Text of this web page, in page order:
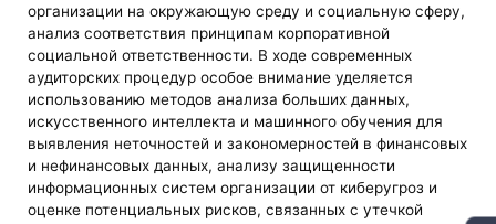
организации на окружающую среду и социальную сферу,
анализ соответствия принципам корпоративной
социальной ответственности. В ходе современных
аудиторских процедур особое внимание уделяется
использованию методов анализа больших данных,
искусственного интеллекта и машинного обучения для
выявления неточностей и закономерностей в финансовых
и нефинансовых данных, анализу защищенности
информационных систем организации от киберугроз и
оценке потенциальных рисков, связанных с утечкой